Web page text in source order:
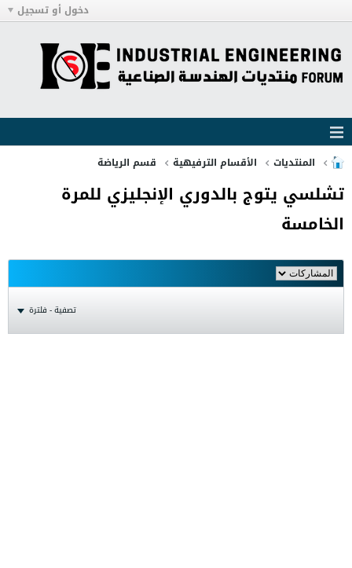
دخول أو تسجيل
المنتديات الأقسام الترفيهية قسم الرياضة
تشلسي يتوج بالدوري الإنجليزي للمرة
الخامسة
تصفية - فلترة